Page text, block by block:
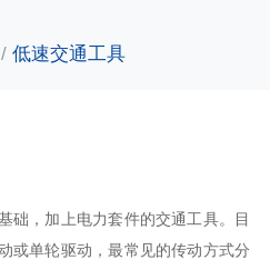
低速交通工具
础，加上电力套件的交通工具。目
或单轮驱动，最常见的传动方式分